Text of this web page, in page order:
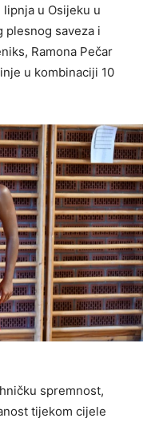
u Osijeku u
plesnog saveza i
Ramona Pečar
u kombinaciji 10
spremnost,
tijekom cijele